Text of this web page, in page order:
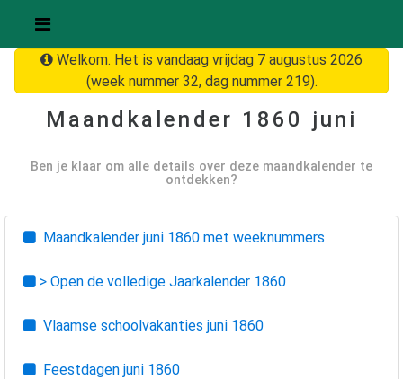
Welkom. Het is vandaag vrijdag 7 augustus 2026
(week nummer 32, dag nummer 219).
Maandkalender 1860 juni
Ben je klaar om alle details over deze maandkalender te
ontdekken?
Maandkalender juni 1860 met weeknummers
> Open de volledige Jaarkalender 1860
Vlaamse schoolvakanties juni 1860
Feestdagen juni 1860